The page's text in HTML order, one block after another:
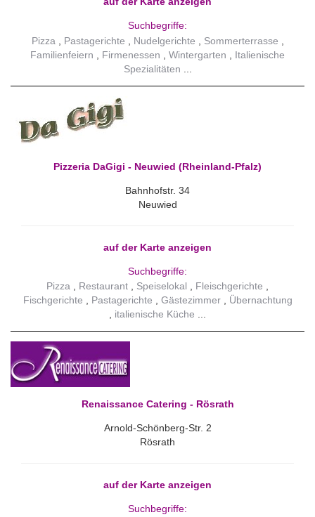
Suchbegriffe:
Pizza
Pastagerichte Nudelgerichte
Sommerterrasse
Familienfeiern
Firmenessen Wintergarten
Italienische
Spezialitäten
Pizzeria DaGigi - Neuwied (Rheinland-Pfalz)
Bahnhofstr. 34
Neuwied
auf der Karte anzeigen
Suchbegriffe:
Pizza
Restaurant Speiselokal
Fleischgerichte
Fischgerichte
Pastagerichte Gästezimmer
Übernachtung
italienische Küche
Renaissance Catering - Rösrath
Arnold-Schönberg-Str. 2
Rösrath
auf der Karte anzeigen
Suchbegriffe: